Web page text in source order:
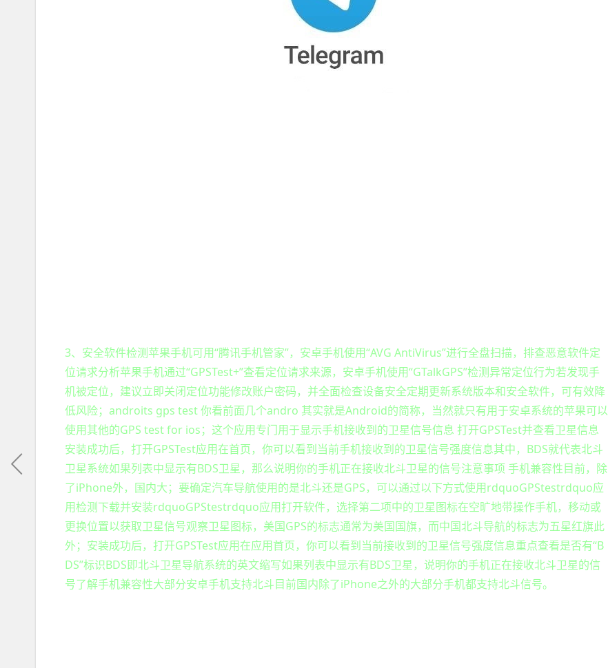
3、安全软件检测苹果手机可用“腾讯手机管家”，安卓手机使用“AVG AntiVirus”进行全盘扫描，排查恶意软件定
位请求分析苹果手机通过“GPSTest+”查看定位请求来源，安卓手机使用“GTalkGPS”检测异常定位行为若发现手
机被定位，建议立即关闭定位功能修改账户密码，并全面检查设备安全定期更新系统版本和安全软件，可有效降
低风险；androits gps test 你看前面几个andro 其实就是Android的简称，当然就只有用于安卓系统的苹果可以
使用其他的GPS test for ios；这个应用专门用于显示手机接收到的卫星信号信息 打开GPSTest并查看卫星信息
安装成功后，打开GPSTest应用在首页，你可以看到当前手机接收到的卫星信号强度信息其中，BDS就代表北斗
卫星系统如果列表中显示有BDS卫星，那么说明你的手机正在接收北斗卫星的信号注意事项 手机兼容性目前，除
了iPhone外，国内大；要确定汽车导航使用的是北斗还是GPS，可以通过以下方式使用rdquoGPStestrdquo应
用检测下载并安装rdquoGPStestrdquo应用打开软件，选择第二项中的卫星图标在空旷地带操作手机，移动或
更换位置以获取卫星信号观察卫星图标，美国GPS的标志通常为美国国旗，而中国北斗导航的标志为五星红旗此
外；安装成功后，打开GPSTest应用在应用首页，你可以看到当前接收到的卫星信号强度信息重点查看是否有“B
DS”标识BDS即北斗卫星导航系统的英文缩写如果列表中显示有BDS卫星，说明你的手机正在接收北斗卫星的信
号了解手机兼容性大部分安卓手机支持北斗目前国内除了iPhone之外的大部分手机都支持北斗信号。